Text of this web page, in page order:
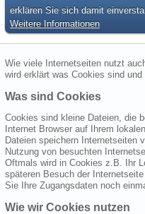
erklären Sie sich damit
Weitere Informationen
Wie viele Internetseiten nutzt
wird erklärt was Cookies sind
Was sind Cookies
Cookies sind kleine Dateien, die
Internet Browser auf Ihrem
Dateien speichern Internetseiten
Nutzung von besuchten
Oftmals wird in Cookies z.B. Ihr
späteren Besuch der
Sie Ihre Zugangsdaten noch
Wie wir Cookies nutzen